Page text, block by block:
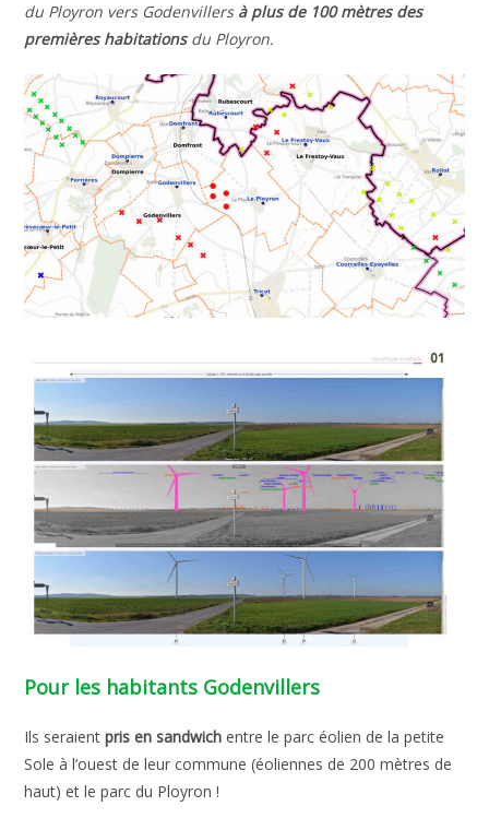
du Ployron vers Godenvillers à plus de 100 mètres des
premières habitationsdu Ployron.
Pour les habitants Godenvillers
Ils seraientpris en sandwich entre le parc éolien de la petite
Sole à l’ouest de leur commune (éoliennes de 200 mètres de
haut) et le parc du Ployron !